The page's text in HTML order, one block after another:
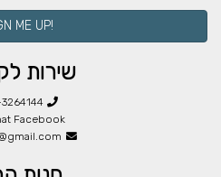
!SIGN ME UP
שירות
Facebook